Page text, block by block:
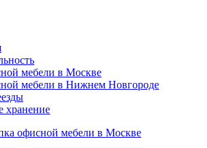
мебели в Москве
мебели в Нижнем Новгороде
хранение
офисной мебели в Москве